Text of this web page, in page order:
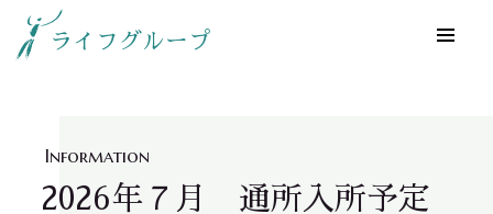
ライフグループ
Information
2026年７月 通所入所予定